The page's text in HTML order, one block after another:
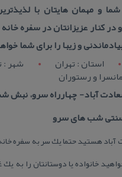
و مهمان هایتان با
در كنار عزیزانتان در سفره
و زیبا را برای شما
استان : تهران شهر :
و رستوران
آباد- چهارراه سرو، نبش
آباد هستید حتما یك سر به سفره
خانواده یا دوستانتان را به